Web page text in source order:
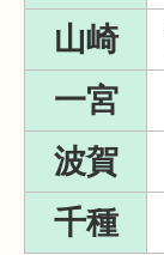
山崎
一宮
波賀
千種